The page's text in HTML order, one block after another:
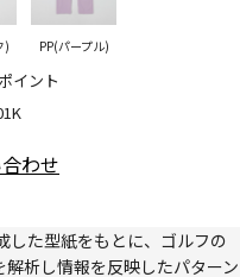
イント
) PP(パープル)
わせ
した型紙をもとに、ゴルフの
析し情報を反映したパターン